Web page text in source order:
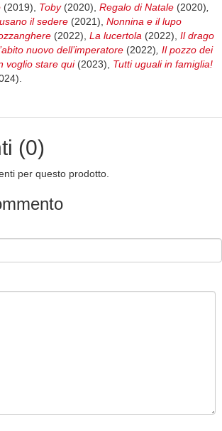
(2019), Toby (2020), Regalo di Natale (2020),
il sedere (2021), Nonnina e il lupo
(2022), La lucertola (2022), Il drago
nuovo dell’imperatore (2022), Il pozzo dei
voglio stare qui (2023), Tutti uguali in famiglia!
(0)
per questo prodotto.